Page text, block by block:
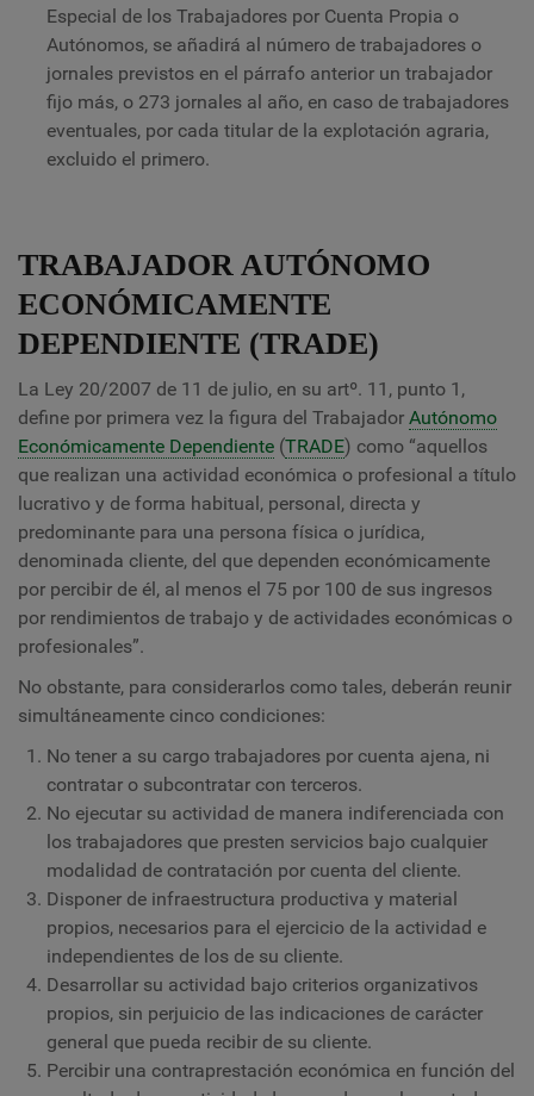
Especial de los Trabajadores por Cuenta Propia o
Autónomos, se añadirá al número de trabajadores o
jornales previstos en el párrafo anterior un trabajador
fijo más, o 273 jornales al año, en caso de trabajadores
eventuales, por cada titular de la explotación agraria,
excluido el primero.
TRABAJADOR AUTÓNOMO
ECONÓMICAMENTE
DEPENDIENTE (TRADE)
La Ley 20/2007 de 11 de julio, en su artº. 11, punto 1,
define por primera vez la figura del Trabajador Autónomo
Económicamente Dependiente (TRADE) como “aquellos
que realizan una actividad económica o profesional a título
lucrativo y de forma habitual, personal, directa y
predominante para una persona física o jurídica,
denominada cliente, del que dependen económicamente
por percibir de él, al menos el 75 por 100 de sus ingresos
por rendimientos de trabajo y de actividades económicas o
profesionales”.
No obstante, para considerarlos como tales, deberán reunir
simultáneamente cinco condiciones:
No tener a su cargo trabajadores por cuenta ajena, ni
contratar o subcontratar con terceros.
No ejecutar su actividad de manera indiferenciada con
los trabajadores que presten servicios bajo cualquier
modalidad de contratación por cuenta del cliente.
Disponer de infraestructura productiva y material
propios, necesarios para el ejercicio de la actividad e
independientes de los de su cliente.
Desarrollar su actividad bajo criterios organizativos
propios, sin perjuicio de las indicaciones de carácter
general que pueda recibir de su cliente.
Percibir una contraprestación económica en función del